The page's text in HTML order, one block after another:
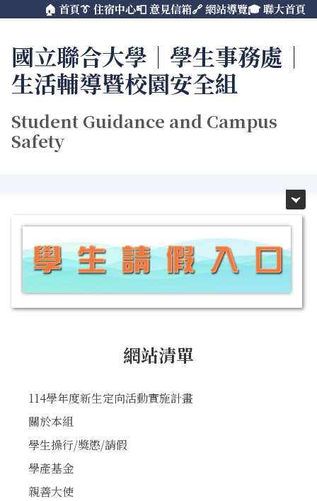
主
要
內
容
區
🏠 首頁👔 住宿中心📮 意見信箱🔗 網站導覽🎓 聯大首頁
國立聯合大學｜學生事務處｜
生活輔導暨校園安全組
Student Guidance and Campus
Safety
網站清單
114學年度新生定向活動實施計畫
關於本組
學生操行/獎懲/請假
學產基金
親善大使